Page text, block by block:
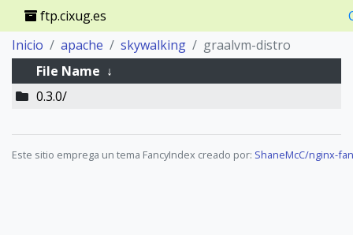
ftp.cixug.es
Inicio
apache skywalking
graalvm-distro
File Name ↓
0.3.0/
Este sitio emprega un tema FancyIndex creado por: ShaneMcC/nginx-